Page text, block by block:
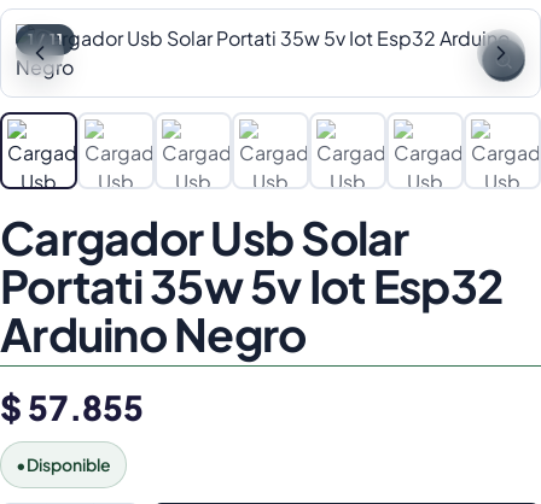
1/11
Cargador Usb Solar
Portati 35w 5v Iot Esp32
Arduino Negro
$ 57.855
•Disponible